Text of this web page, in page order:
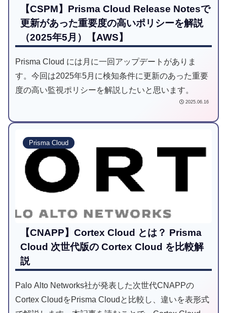
【CSPM】Prisma Cloud Release Notesで
更新があった重要度の高いポリシーを解説
（2025年5月）【AWS】
Prisma Cloud には月に一回アップデートがありま
す。今回は2025年5月に検知条件に更新のあった重要
度の高い監視ポリシーを解説したいと思います。
2025.06.16
Prisma Cloud
【CNAPP】Cortex Cloud とは？ Prisma
Cloud 次世代版の Cortex Cloud を比較解
説
Palo Alto Networks社が発表した次世代CNAPPの
Cortex CloudをPrisma Cloudと比較し、違いを表形式